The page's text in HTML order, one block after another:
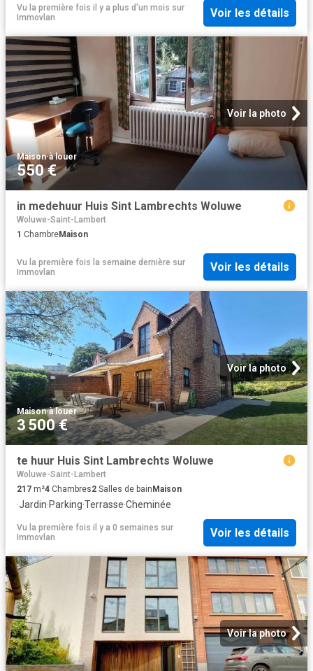
Vu la première fois il y a plus d'un mois sur
Immovlan
Voir les détails
Voir la photo
Maison·à louer
550 €
in medehuur Huis Sint Lambrechts Woluwe
Woluwe-Saint-Lambert
1 ChambreMaison
Vu la première fois la semaine dernière sur
Immovlan
Voir les détails
Voir la photo
Maison·à louer
3 500 €
te huur Huis Sint Lambrechts Woluwe
Woluwe-Saint-Lambert
217 m²4 Chambres2 Salles de bainMaison
·Jardin·Parking·Terrasse·Cheminée
Vu la première fois il y a 0 semaines sur
Immovlan
Voir les détails
Voir la photo